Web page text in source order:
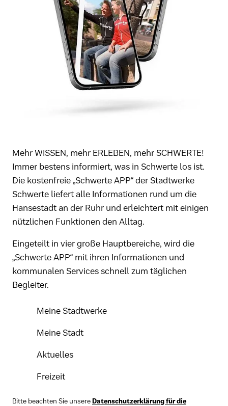
Mehr WISSEN, mehr ERLEBEN, mehr SCHWERTE!
Immer bestens informiert, was in Schwerte los ist.
Die kostenfreie „Schwerte APP“ der Stadtwerke
Schwerte liefert alle Informationen rund um die
Hansestadt an der Ruhr und erleichtert mit einigen
nützlichen Funktionen den Alltag.
Eingeteilt in vier große Hauptbereiche, wird die
„Schwerte APP“ mit ihren Informationen und
kommunalen Services schnell zum täglichen
Begleiter.
Meine Stadtwerke
Meine Stadt
Aktuelles
Freizeit
Bitte beachten Sie unsereDatenschutzerklärung für die